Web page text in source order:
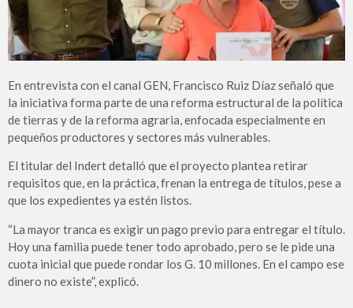
En entrevista con el canal GEN, Francisco Ruiz Díaz señaló que
la iniciativa forma parte de una reforma estructural de la política
de tierras y de la reforma agraria, enfocada especialmente en
pequeños productores y sectores más vulnerables.
El titular del Indert detalló que el proyecto plantea retirar
requisitos que, en la práctica, frenan la entrega de títulos, pese a
que los expedientes ya estén listos.
“La mayor tranca es exigir un pago previo para entregar el título.
Hoy una familia puede tener todo aprobado, pero se le pide una
cuota inicial que puede rondar los G. 10 millones. En el campo ese
dinero no existe”, explicó.